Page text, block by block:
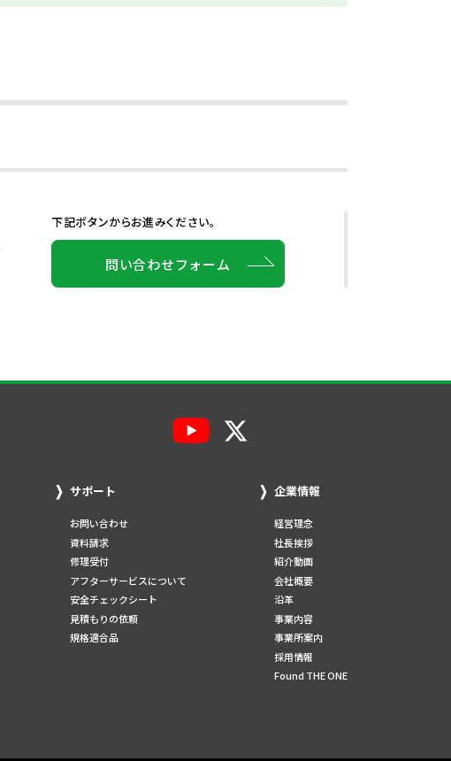
下記ボタンからお進みください。
問い合わせフォーム
サポート
お問い合わせ
資料請求
修理受付
アフターサービスについて
安全チェックシート
見積もりの依頼
規格適合品
企業情報
経営理念
社長挨拶
紹介動画
会社概要
沿革
事業内容
事業所案内
採用情報
Found THE ONE